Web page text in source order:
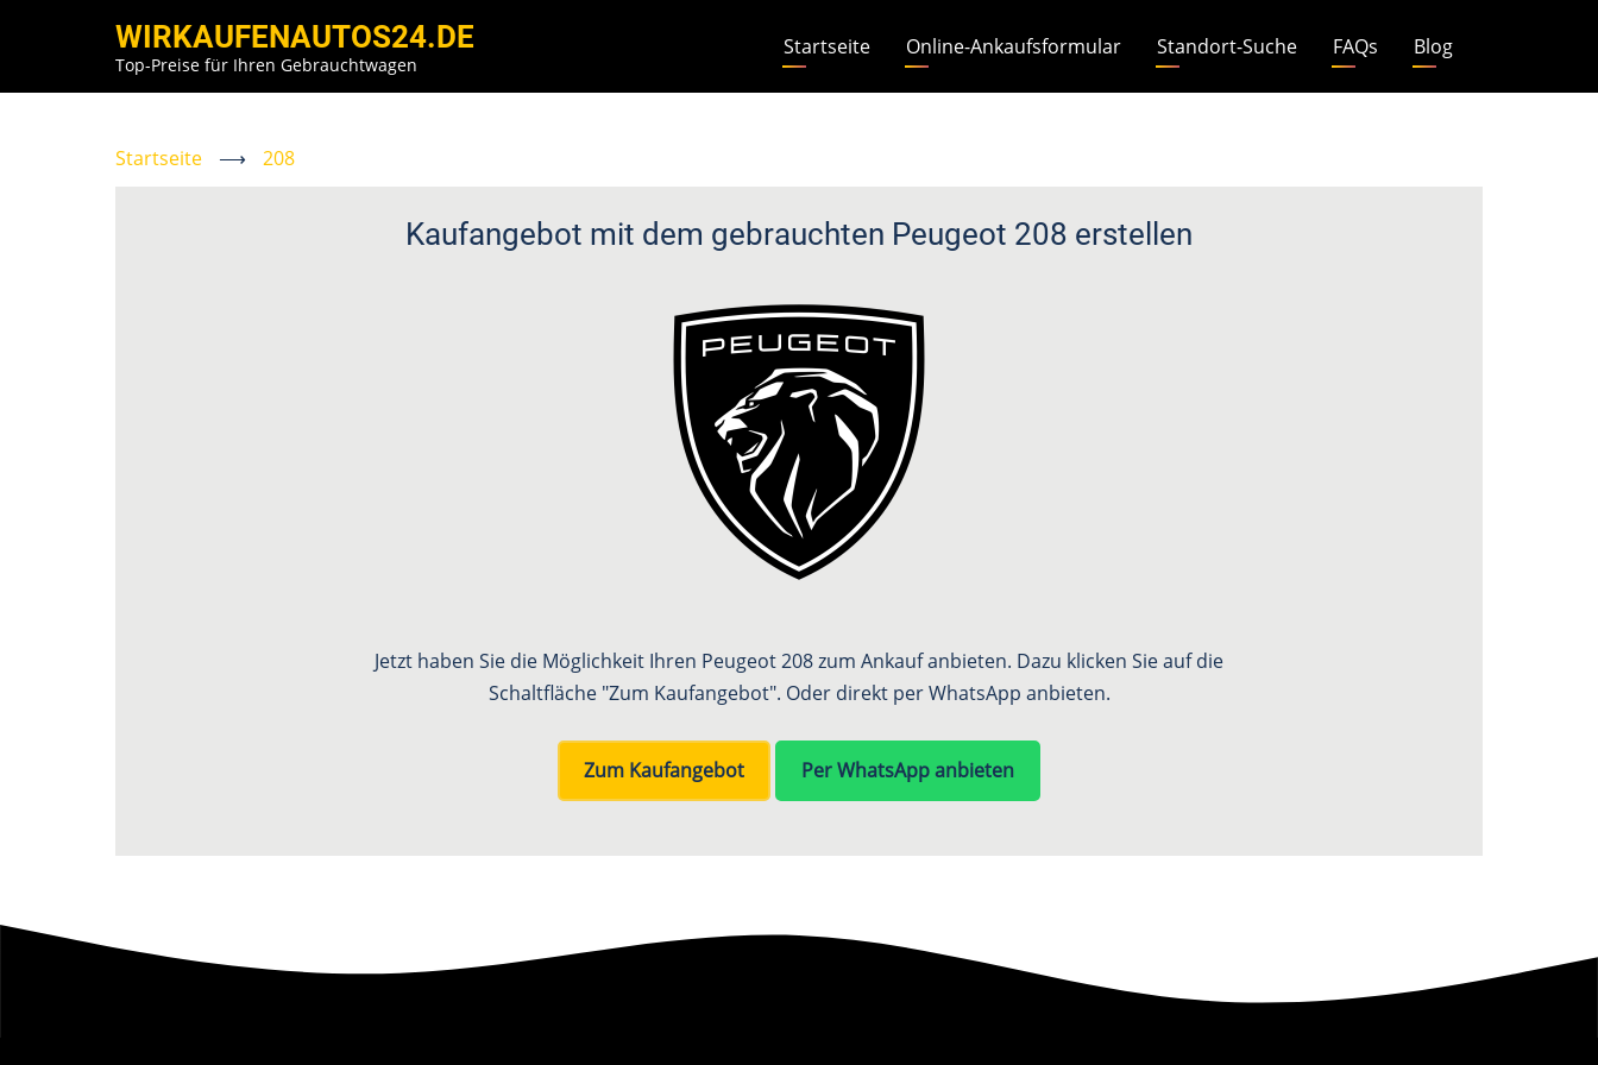
WIRKAUFENAUTOS24.DE
Top-Preise für Ihren Gebrauchtwagen Hauptnavigation
Startseite Online-Ankaufsformular Standort-Suche FAQs Blog
Startseite ⟶ 208
Kaufangebot mit dem gebrauchten Peugeot 208 erstellen
Jetzt haben Sie die Möglichkeit Ihren Peugeot 208 zum Ankauf anbieten. Dazu klicken Sie auf die
Schaltfläche "Zum Kaufangebot". Oder direkt per WhatsApp anbieten.
Zum Kaufangebot Per WhatsApp anbieten